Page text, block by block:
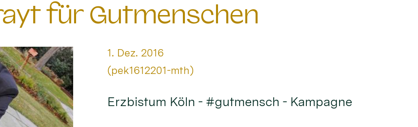
für Gutmenschen
Datum:
1. Dez. 2016
Von:
(pek1612201-mth)
Erzbistum Köln - #gutmensch - Kampagne